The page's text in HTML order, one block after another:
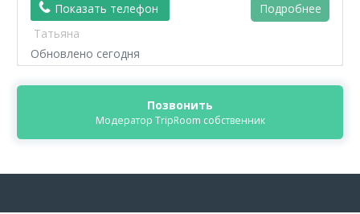
Показать телефон
Подробнее
Татьяна
Обновлено сегодня
Позвонить
Модератор TripRoom собственник